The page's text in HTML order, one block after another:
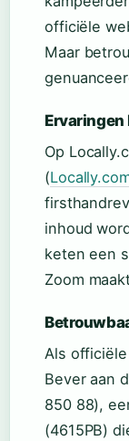
officiële
Maar
Op
(
inhoud
keten een
Zoom
Als
Bever aan
850 88),
(4615PB)